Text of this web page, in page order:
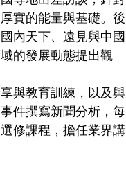
實的能量與基礎。後
內天下、遠見與中國
的發展動態提出觀
與教育訓練，以及與
件撰寫新聞分析，每
修課程，擔任業界講